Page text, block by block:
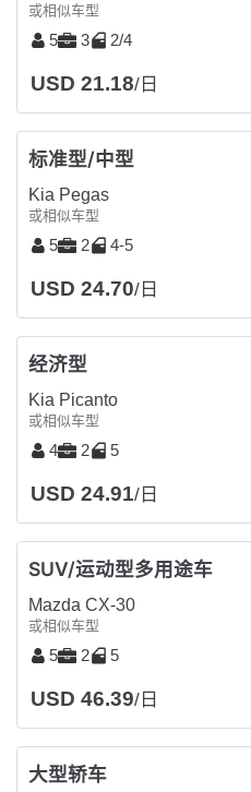
或相似车型
5 3 2/4
USD 21.18/日
标准型/中型
Kia Pegas
或相似车型
5 2 4-5
USD 24.70/日
经济型
Kia Picanto
或相似车型
4 2 5
USD 24.91/日
SUV/运动型多用途车
Mazda CX-30
或相似车型
5 2 5
USD 46.39/日
大型轿车